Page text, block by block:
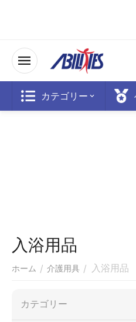
カテゴリー
入浴用品
ホーム / 介護用具 / 入浴用品
カテゴリー